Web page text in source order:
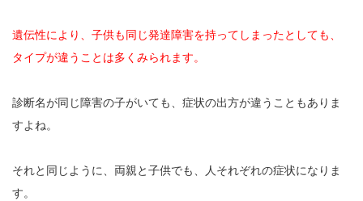
遺伝性により、子供も同じ発達障害を持ってしまったとしても、
タイプが違うことは多くみられます。
診断名が同じ障害の子がいても、症状の出方が違うこともありま
すよね。
それと同じように、両親と子供でも、人それぞれの症状になりま
す。